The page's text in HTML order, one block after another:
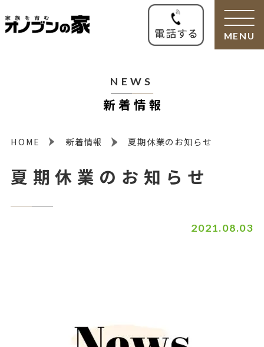
MENU
NEWS
新着情報
HOME 新着情報 夏期休業のお知らせ
夏期休業のお知らせ
2021.08.03